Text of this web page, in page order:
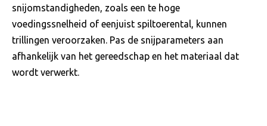
snijomstandigheden, zoals een te hoge
voedingssnelheid of eenjuist spiltoerental, kunnen
trillingen veroorzaken. Pas de snijparameters aan
afhankelijk van het gereedschap en het materiaal dat
wordt verwerkt.